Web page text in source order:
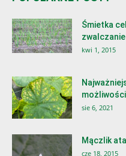
Śmietka
zwalczanie
kwi 1, 2015
sie 6, 2021
Mączlik
cze 18, 2015